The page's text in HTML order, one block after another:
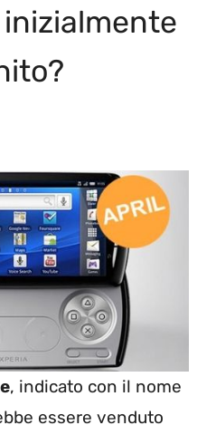
, indicato con il nome
essere venduto